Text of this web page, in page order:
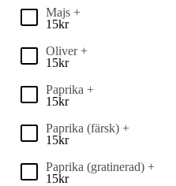
Majs +
15kr
Oliver +
15kr
Paprika +
15kr
Paprika (färsk) +
15kr
Paprika (gratinerad) +
15kr